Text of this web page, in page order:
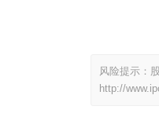
风险提示：
http://